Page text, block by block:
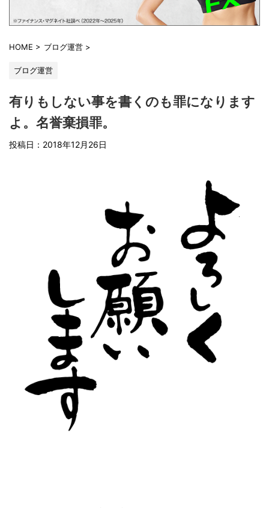
HOME > ブログ運営 >
ブログ運営
有りもしない事を書くのも罪になります
よ。名誉棄損罪。
投稿日： 2018年12月26日